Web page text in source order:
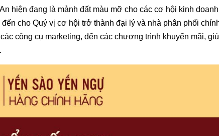
hiện đang là mảnh đất màu mỡ cho các cơ hội kinh
cho Quý vị cơ hội trở thành đại lý và nhà phân phối
công cụ marketing, đến các chương trình khuyến mãi,